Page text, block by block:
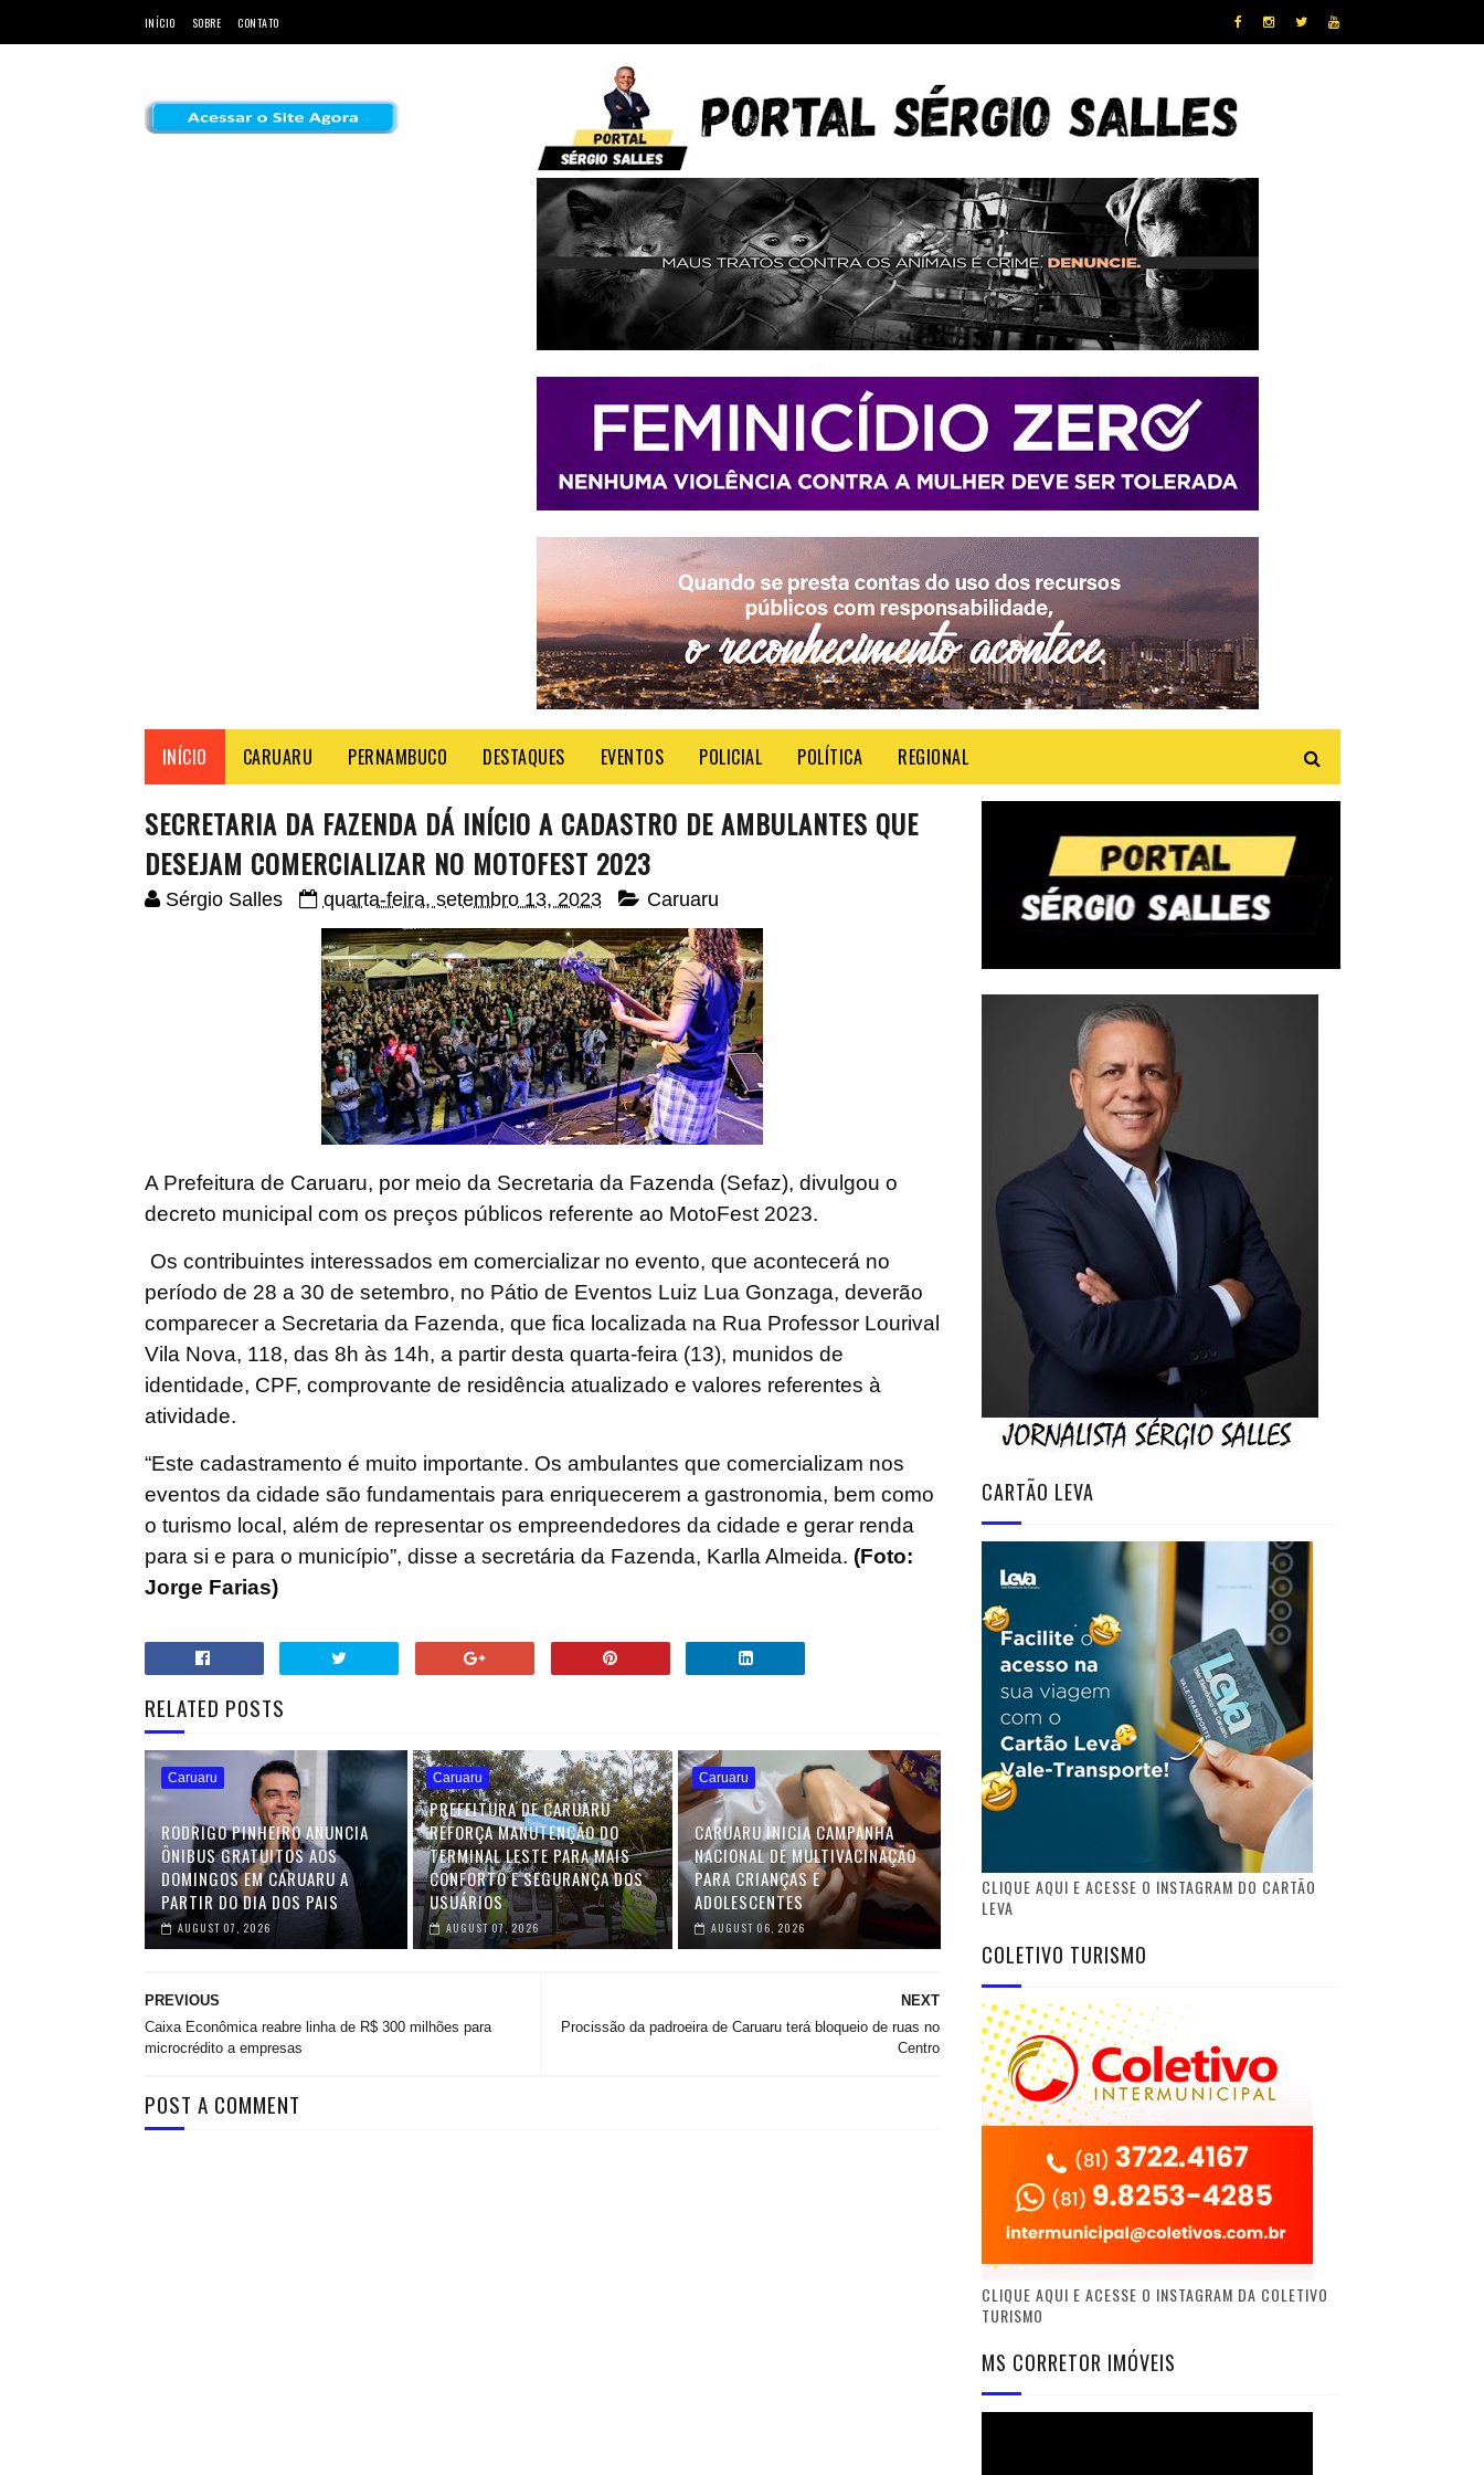
INÍCIO SOBRE CONTATO
INÍCIO CARUARU PERNAMBUCO DESTAQUES EVENTOS POLICIAL POLÍTICA REGIONAL
SECRETARIA DA FAZENDA DÁ INÍCIO A CADASTRO DE AMBULANTES QUE
DESEJAM COMERCIALIZAR NO MOTOFEST 2023
Sérgio Salles quarta-feira, setembro 13, 2023 Caruaru
A Prefeitura de Caruaru, por meio da Secretaria da Fazenda (Sefaz), divulgou o
decreto municipal com os preços públicos referente ao MotoFest 2023.
Os contribuintes interessados em comercializar no evento, que acontecerá no
período de 28 a 30 de setembro, no Pátio de Eventos Luiz Lua Gonzaga, deverão
comparecer a Secretaria da Fazenda, que fica localizada na Rua Professor Lourival
Vila Nova, 118, das 8h às 14h, a partir desta quarta-feira (13), munidos de
identidade, CPF, comprovante de residência atualizado e valores referentes à
atividade.
“Este cadastramento é muito importante. Os ambulantes que comercializam nos
eventos da cidade são fundamentais para enriquecerem a gastronomia, bem como
o turismo local, além de representar os empreendedores da cidade e gerar renda
para si e para o município”, disse a secretária da Fazenda, Karlla Almeida. (Foto:
Jorge Farias)
RELATED POSTS
Caruaru
RODRIGO PINHEIRO ANUNCIA
ÔNIBUS GRATUITOS AOS
DOMINGOS EM CARUARU A
PARTIR DO DIA DOS PAIS
AUGUST 07, 2026
Caruaru
PREFEITURA DE CARUARU
REFORÇA MANUTENÇÃO DO
TERMINAL LESTE PARA MAIS
CONFORTO E SEGURANÇA DOS
USUÁRIOS
AUGUST 07, 2026
Caruaru
CARUARU INICIA CAMPANHA
NACIONAL DE MULTIVACINAÇÃO
PARA CRIANÇAS E
ADOLESCENTES
AUGUST 06, 2026
NEXT
Procissão da padroeira de Caruaru terá bloqueio de ruas no
Centro
PREVIOUS
Caixa Econômica reabre linha de R$ 300 milhões para
microcrédito a empresas
POST A COMMENT
CARTÃO LEVA
CLIQUE AQUI E ACESSE O INSTAGRAM DO CARTÃO
LEVA
COLETIVO TURISMO
CLIQUE AQUI E ACESSE O INSTAGRAM DA COLETIVO
TURISMO
MS CORRETOR IMÓVEIS